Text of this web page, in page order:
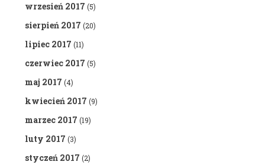
wrzesień 2017 (5)
sierpień 2017 (20)
lipiec 2017 (11)
czerwiec 2017 (5)
maj 2017 (4)
kwiecień 2017 (9)
marzec 2017 (19)
luty 2017 (3)
styczeń 2017 (2)